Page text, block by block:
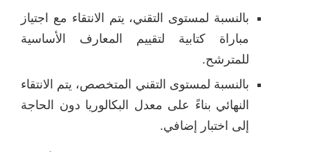
بالنسبة لمستوى التقني، يتم الانتقاء مع اجتياز
مباراة كتابية لتقييم المعارف الأساسية
للمترشح.
بالنسبة لمستوى التقني المتخصص، يتم الانتقاء
النهائي بناءً على معدل البكالوريا دون الحاجة
إلى اختبار إضافي.